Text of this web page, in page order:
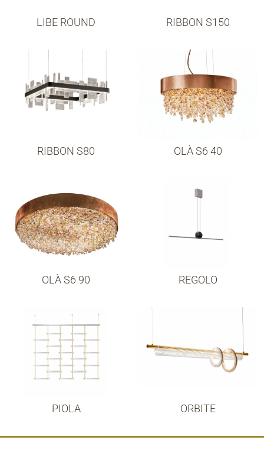
LIBE ROUND RIBBON S150
RIBBON S80 OLÀ S6 40
OLÀ S6 90 REGOLO
PIOLA ORBITE